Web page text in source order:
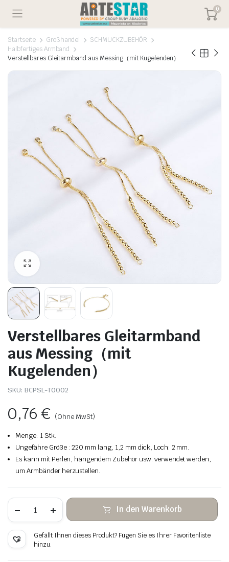
0
Startseite Großhandel
SCHMUCKZUBEHÖR
Halbfertiges Armband
Verstellbares Gleitarmband aus Messing（mit Kugelenden）
Verstellbares Gleitarmband
aus Messing（mit
Kugelenden）
SKU: BCPSL-T0002
0,76€ (Ohne MwSt)
Menge: 1 Stk.
Ungefähre Größe :220 mm lang, 1,2 mm dick, Loch: 2 mm.
Es kann mit Perlen, hängendem Zubehör usw. verwendet werden,
um Armbänder herzustellen.
Verstellbares
Gleitarmband
aus
Kugelenden）
Menge
In den Warenkorb
Gefällt Ihnen dieses Produkt? Fügen Sie es Ihrer Favoritenliste
hinzu.